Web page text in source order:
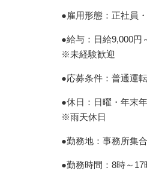
●雇用形態：正社員
●給与：日給9,000円
※未経験歓迎
●応募条件：普通運
●休日：日曜・年末
※雨天休日
●勤務地：事務所集
●勤務時間：8時～17